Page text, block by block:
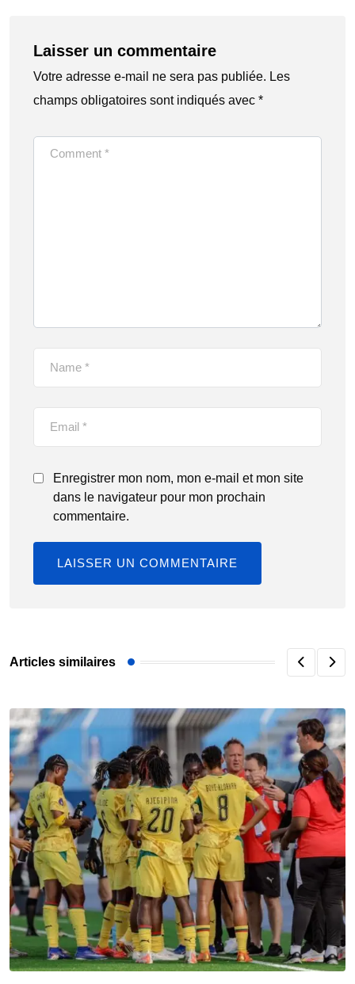
Laisser un commentaire
Votre adresse e-mail ne sera pas publiée. Les
champs obligatoires sont indiqués avec *
Enregistrer mon nom, mon e-mail et mon site
dans le navigateur pour mon prochain
commentaire.
Articles similaires